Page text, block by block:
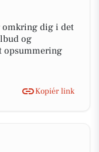
omkring dig i det
og
opsummering
Kopiér link